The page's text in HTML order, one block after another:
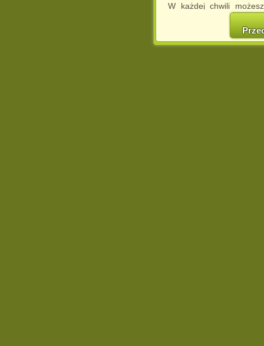
W każdej chwili
cookies w swojej
w naszej
http://chomikuj.pl/